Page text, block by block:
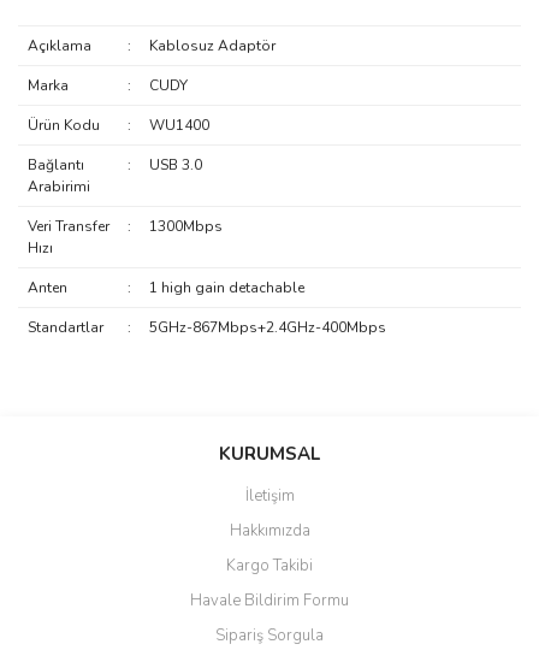
Açıklama : Kablosuz Adaptör
Marka : CUDY
Ürün Kodu : WU1400
Bağlantı
Arabirimi
: USB 3.0
Veri Transfer
Hızı
: 1300Mbps
Anten : 1 high gain detachable
Standartlar : 5GHz-867Mbps+2.4GHz-400Mbps
Bu ürüne ilk yorumu siz yapın!
güzel paketlenmiş ama yanında
ile 24 izlenmektedir diye küçük
bir tabela olsa daha hoş
KURUMSAL
İletişim
Hakkımızda
Kargo Takibi
Havale Bildirim Formu
Sipariş Sorgula